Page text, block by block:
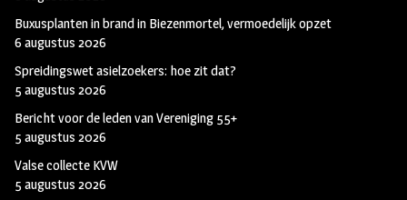
Buxusplanten in brand in Biezenmortel, vermoedelijk opzet
6 augustus 2026
Spreidingswet asielzoekers: hoe zit dat?
5 augustus 2026
Bericht voor de leden van Vereniging 55+
5 augustus 2026
Valse collecte KVW
5 augustus 2026